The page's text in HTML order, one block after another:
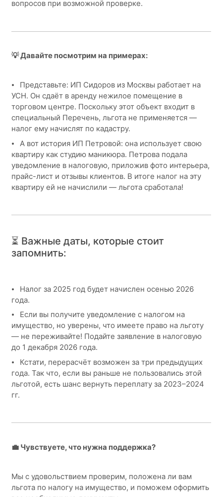
вопросов при возможной проверке.
💡 Давайте посмотрим на примерах:
⦁ Представьте: ИП Сидоров из Москвы работает на
УСН. Он сдаёт в аренду нежилое помещение в
торговом центре. Поскольку этот объект входит в
специальный Перечень, льгота не применяется —
налог ему начислят по кадастру.
⦁ А вот история ИП Петровой: она использует свою
квартиру как студию маникюра. Петрова подала
уведомление в налоговую, приложив фото интерьера,
прайс-лист и отзывы клиентов. В итоге налог на эту
квартиру ей не начислили — льгота сработала!
⏳ Важные даты, которые стоит
запомнить:
⦁ Налог за 2025 год будет начислен осенью 2026
года.
⦁ Если вы получите уведомление с налогом на
имущество, но уверены, что имеете право на льготу
— не переживайте! Подайте заявление в налоговую
до 1 декабря 2026 года.
⦁ Кстати, перерасчёт возможен за три предыдущих
года. Так что, если вы раньше не пользовались этой
льготой, есть шанс вернуть переплату за 2023–2024
гг.
💼 Чувствуете, что нужна поддержка?
Мы с удовольствием проверим, положена ли вам
льгота по налогу на имущество, и поможем оформить